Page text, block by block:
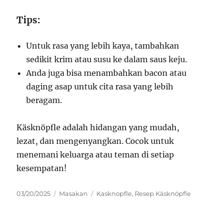
Tips:
Untuk rasa yang lebih kaya, tambahkan
sedikit krim atau susu ke dalam saus keju.
Anda juga bisa menambahkan bacon atau
daging asap untuk cita rasa yang lebih
beragam.
Käsknöpfle adalah hidangan yang mudah,
lezat, dan mengenyangkan. Cocok untuk
menemani keluarga atau teman di setiap
kesempatan!
Posted
03/20/2025 Categories
Masakan Tags
Kasknopfle, Resep Käsknöpfle